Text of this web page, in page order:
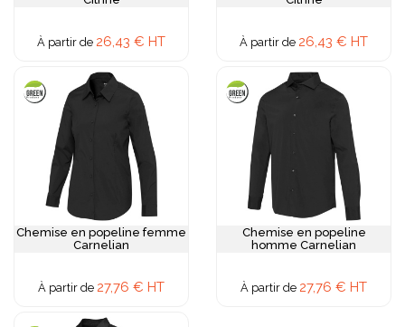
À partir de 26,43 € HT À partir de 26,43 € HT
Chemise en popeline femme
Carnelian
À partir de 27,76 € HT
Chemise en popeline
homme Carnelian
À partir de 27,76 € HT